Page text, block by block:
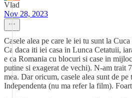
Vlad
Nov 28, 2023
Casele alea pe care le iei tu sunt la
Ca daca iti iei casa in Lunca Cetatuii,
e ca Romania cu blocuri si case in
putine si exagerat de vechi). N-am trait
mea. Dar oricum, casele alea sunt de
Independenta (nu ma refer la film).